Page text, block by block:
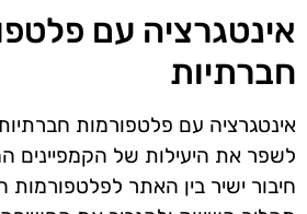
אינטגרציה עם
חברתיות
אינטגרציה עם פלטפורמות
לשפר את היעילות של הקמפיינים
חיבור ישיר בין האתר לפלטפורמות